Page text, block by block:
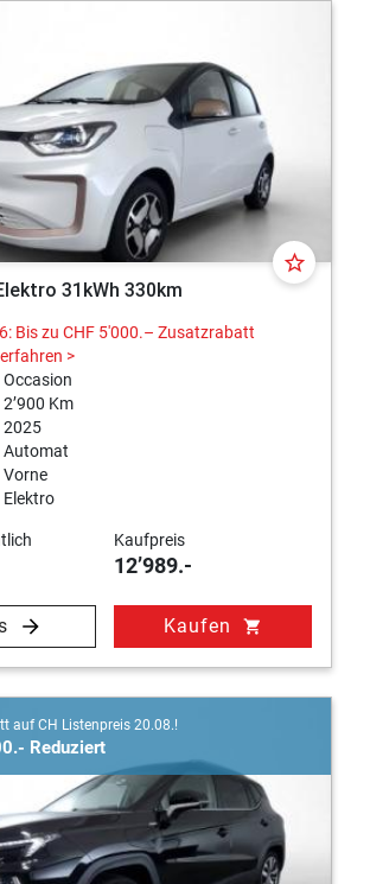
star_border
31kWh 330km
Bis zu CHF 5'000.– Zusatzrabatt
>
Occasion
2’900 Km
2025
Automat
Vorne
Elektro
Kaufpreis
12’989.-
Kaufen shopping_cart
auf CH Listenpreis 20.08.!
Reduziert